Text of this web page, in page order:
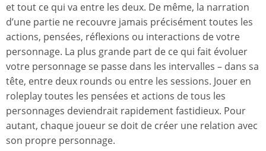
et tout ce qui va entre les deux. De même, la narration
d’une partie ne recouvre jamais précisément toutes les
actions, pensées, réflexions ou interactions de votre
personnage. La plus grande part de ce qui fait évoluer
votre personnage se passe dans les intervalles – dans sa
tête, entre deux rounds ou entre les sessions. Jouer en
roleplay toutes les pensées et actions de tous les
personnages deviendrait rapidement fastidieux. Pour
autant, chaque joueur se doit de créer une relation avec
son propre personnage.